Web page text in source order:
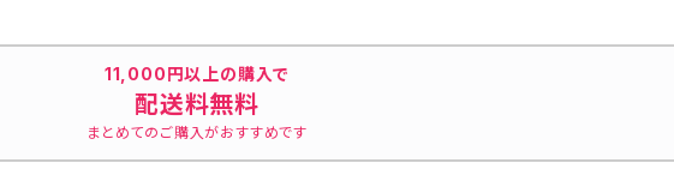
ャツ 濱いちシャツ 焼
濱いちシャツ 焼津 浜通
り 港町
11,000円以上の購入で
配送料無料
まとめてのご購入がおすすめです